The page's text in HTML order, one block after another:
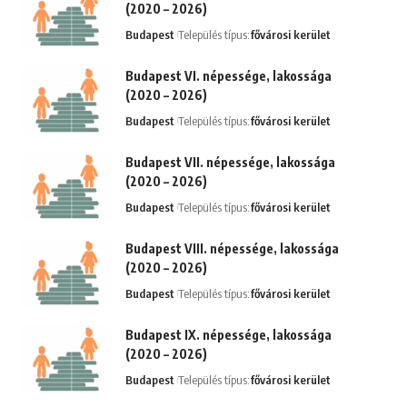
(2020 – 2026)
Budapest Település típus:fővárosi kerület
Budapest VI. népessége, lakossága
(2020 – 2026)
Budapest Település típus:fővárosi kerület
Budapest VII. népessége, lakossága
(2020 – 2026)
Budapest Település típus:fővárosi kerület
Budapest VIII. népessége, lakossága
(2020 – 2026)
Budapest Település típus:fővárosi kerület
Budapest IX. népessége, lakossága
(2020 – 2026)
Budapest Település típus:fővárosi kerület